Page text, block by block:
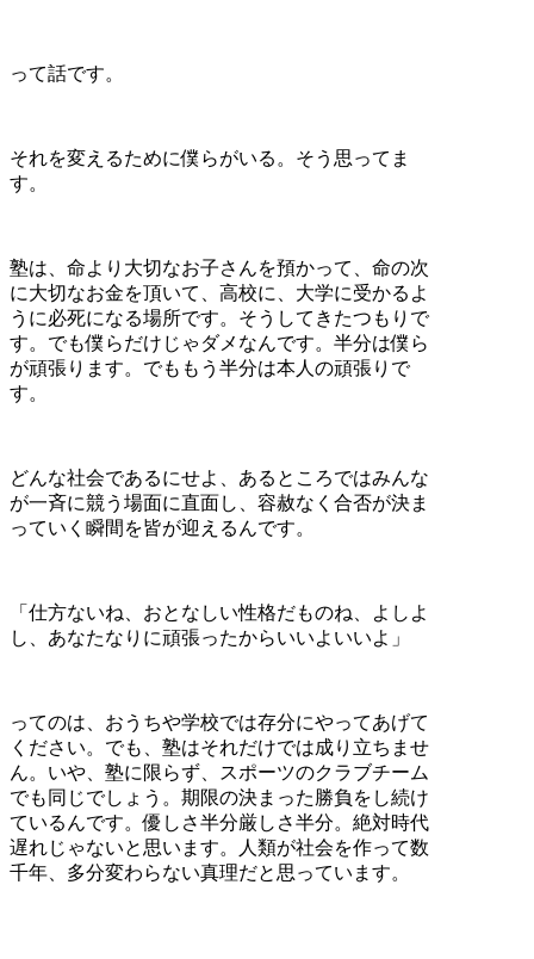
って話です。
それを変えるために僕らがいる。そう思ってま
す。
塾は、命より大切なお子さんを預かって、命の次
に大切なお金を頂いて、高校に、大学に受かるよ
うに必死になる場所です。そうしてきたつもりで
す。でも僕らだけじゃダメなんです。半分は僕ら
が頑張ります。でももう半分は本人の頑張りで
す。
どんな社会であるにせよ、あるところではみんな
が一斉に競う場面に直面し、容赦なく合否が決ま
っていく瞬間を皆が迎えるんです。
「仕方ないね、おとなしい性格だものね、よしよ
し、あなたなりに頑張ったからいいよいいよ」
ってのは、おうちや学校では存分にやってあげて
ください。でも、塾はそれだけでは成り立ちませ
ん。いや、塾に限らず、スポーツのクラブチーム
でも同じでしょう。期限の決まった勝負をし続け
ているんです。優しさ半分厳しさ半分。絶対時代
遅れじゃないと思います。人類が社会を作って数
千年、多分変わらない真理だと思っています。